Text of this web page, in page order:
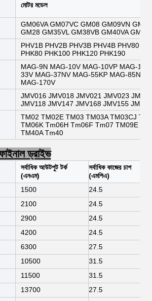
মোটর মডেল
GM06VA GM07VC GM08 GM09VN
GM28 GM35VL GM38VB GM40VA
PHV1B PHV2B PHV3B PHV4B PHV80
PHK80 PHK100 PHK120 PHK190
MAG-9N MAG-10V MAG-10VP MAG-
33V MAG-37NV MAG-55KP MAG-85NP
MAG-170V
JMV016 JMV018 JMV021 JMV023
JMV118 JMV147 JMV168 JMV155
TM02 TM02E TM03 TM03A TM03CJ
TM06K Tm06H Tm06F Tm07 TM09E
TM40A Tm40
ড্রাইভ
সর্বাধিক আউটপুট টর্ক
(এনএম)
সর্বাধিক কাজের চাপ
(এমপিএ)
1500
24.5
2100
24.5
2900
24.5
4200
24.5
6300
27.5
10500
31.5
11500
31.5
13700
27.5